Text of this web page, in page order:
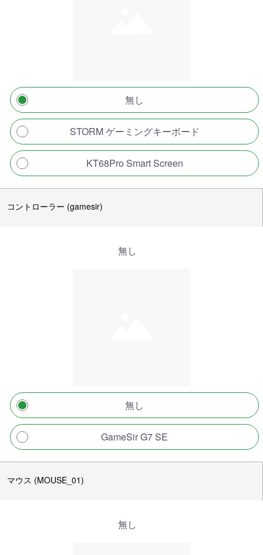
無し
STORM ゲーミングキーボード
KT68Pro Smart Screen
コントローラー (gamesir)
無し
無し
GameSir G7 SE
マウス (MOUSE_01)
無し